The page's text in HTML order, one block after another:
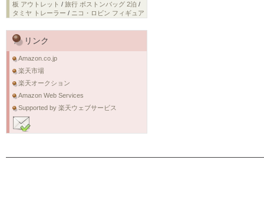
板 アウトレット / 旅行 ボストンバッグ 2泊 /
タミヤ トレーラー / ニコ・ロビン フィギュア
リンク
Amazon.co.jp
楽天市場
楽天オークション
Amazon Web Services
Supported by 楽天ウェブサービス